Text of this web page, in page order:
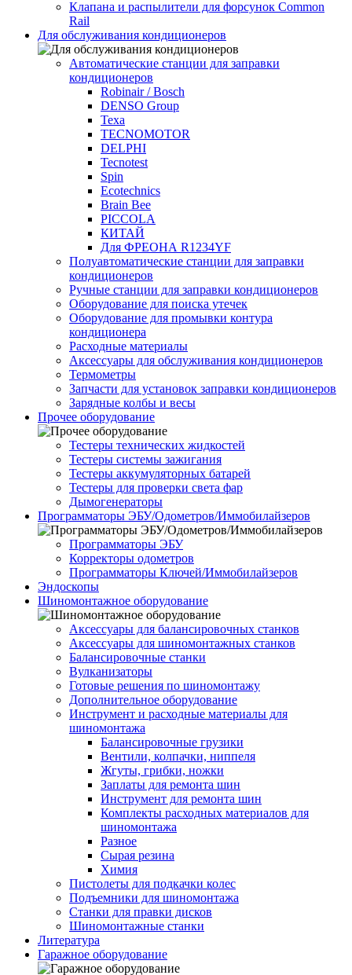
Клапана и распылители для форсунок Common
Rаil
Для обслуживания кондиционеров
Автоматические станции для заправки
кондиционеров
Robinair / Bosch
DENSO Group
Texa
TECNOMOTOR
DELPHI
Tecnotest
Spin
Ecotechnics
Brain Bee
PICCOLA
КИТАЙ
Для ФРЕОНА R1234YF
Полуавтоматические станции для заправки
кондиционеров
Ручные станции для заправки кондиционеров
Оборудование для поиска утечек
Оборудование для промывки контура
кондиционера
Расходные материалы
Аксессуары для обслуживания кондиционеров
Термометры
Запчасти для установок заправки кондиционеров
Зарядные колбы и весы
Прочее оборудование
Тестеры технических жидкостей
Тестеры системы зажигания
Тестеры аккумуляторных батарей
Тестеры для проверки света фар
Дымогенераторы
Программаторы ЭБУ/Одометров/Иммобилайзеров
Программаторы ЭБУ
Корректоры одометров
Программаторы Ключей/Иммобилайзеров
Эндоскопы
Шиномонтажное оборудование
Аксессуары для балансировочных станков
Аксессуары для шиномонтажных станков
Балансировочные станки
Вулканизаторы
Готовые решения по шиномонтажу
Дополнительное оборудование
Инструмент и расходные материалы для
шиномонтажа
Балансировочные грузики
Вентили, колпачки, ниппеля
Жгуты, грибки, ножки
Заплаты для ремонта шин
Инструмент для ремонта шин
Комплекты расходных материалов для
шиномонтажа
Разное
Сырая резина
Химия
Пистолеты для подкачки колес
Подъемники для шиномонтажа
Станки для правки дисков
Шиномонтажные станки
Литература
Гаражное оборудование